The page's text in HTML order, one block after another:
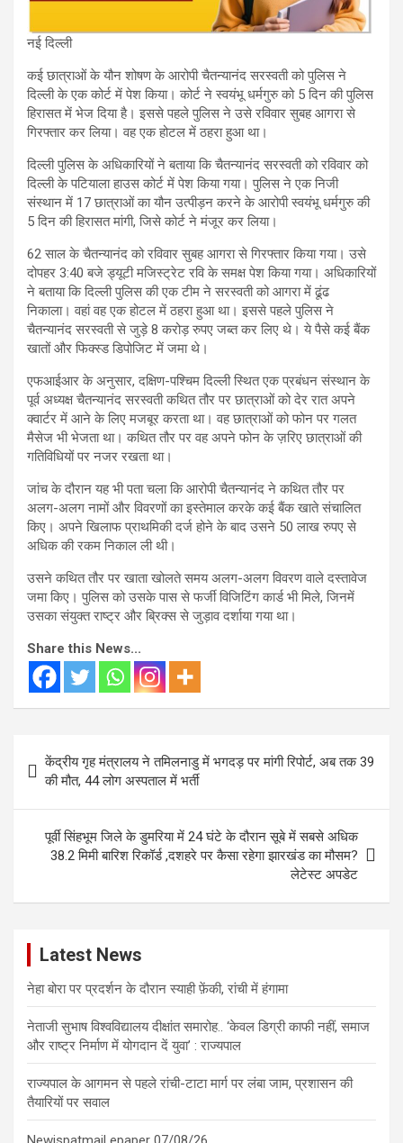
नई दिल्ली
कई छात्राओं के यौन शोषण के आरोपी चैतन्यानंद सरस्वती को पुलिस ने
दिल्ली के एक कोर्ट में पेश किया। कोर्ट ने स्वयंभू धर्मगुरु को 5 दिन की पुलिस
हिरासत में भेज दिया है। इससे पहले पुलिस ने उसे रविवार सुबह आगरा से
गिरफ्तार कर लिया। वह एक होटल में ठहरा हुआ था।
दिल्ली पुलिस के अधिकारियों ने बताया कि चैतन्यानंद सरस्वती को रविवार को
दिल्ली के पटियाला हाउस कोर्ट में पेश किया गया। पुलिस ने एक निजी
संस्थान में 17 छात्राओं का यौन उत्पीड़न करने के आरोपी स्वयंभू धर्मगुरु की
5 दिन की हिरासत मांगी, जिसे कोर्ट ने मंजूर कर लिया।
62 साल के चैतन्यानंद को रविवार सुबह आगरा से गिरफ्तार किया गया। उसे
दोपहर 3:40 बजे ड्यूटी मजिस्ट्रेट रवि के समक्ष पेश किया गया। अधिकारियों
ने बताया कि दिल्ली पुलिस की एक टीम ने सरस्वती को आगरा में ढूंढ
निकाला। वहां वह एक होटल में ठहरा हुआ था। इससे पहले पुलिस ने
चैतन्यानंद सरस्वती से जुड़े 8 करोड़ रुपए जब्त कर लिए थे। ये पैसे कई बैंक
खातों और फिक्स्ड डिपोजिट में जमा थे।
एफआईआर के अनुसार, दक्षिण-पश्चिम दिल्ली स्थित एक प्रबंधन संस्थान के
पूर्व अध्यक्ष चैतन्यानंद सरस्वती कथित तौर पर छात्राओं को देर रात अपने
क्वार्टर में आने के लिए मजबूर करता था। वह छात्राओं को फोन पर गलत
मैसेज भी भेजता था। कथित तौर पर वह अपने फोन के ज़रिए छात्राओं की
गतिविधियों पर नजर रखता था।
जांच के दौरान यह भी पता चला कि आरोपी चैतन्यानंद ने कथित तौर पर
अलग-अलग नामों और विवरणों का इस्तेमाल करके कई बैंक खाते संचालित
किए। अपने खिलाफ प्राथमिकी दर्ज होने के बाद उसने 50 लाख रुपए से
अधिक की रकम निकाल ली थी।
उसने कथित तौर पर खाता खोलते समय अलग-अलग विवरण वाले दस्तावेज
जमा किए। पुलिस को उसके पास से फर्जी विजिटिंग कार्ड भी मिले, जिनमें
उसका संयुक्त राष्ट्र और ब्रिक्स से जुड़ाव दर्शाया गया था।
Share this News...
Post
navigation
केंद्रीय गृह मंत्रालय ने तमिलनाडु में भगदड़ पर मांगी रिपोर्ट, अब तक 39
की मौत, 44 लोग अस्पताल में भर्ती
पूर्वी सिंहभूम जिले के डुमरिया में 24 घंटे के दौरान सूबे में सबसे अधिक
38.2 मिमी बारिश रिकॉर्ड ,दशहरे पर कैसा रहेगा झारखंड का मौसम?
लेटेस्ट अपडेट
Latest News
नेहा बोरा पर प्रदर्शन के दौरान स्याही फ़ेंकी, रांची में हंगामा
नेताजी सुभाष विश्वविद्यालय दीक्षांत समारोह.. ‘केवल डिग्री काफी नहीं, समाज
और राष्ट्र निर्माण में योगदान दें युवा’ : राज्यपाल
राज्यपाल के आगमन से पहले रांची-टाटा मार्ग पर लंबा जाम, प्रशासन की
तैयारियों पर सवाल